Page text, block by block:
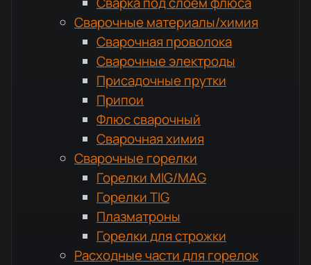
Сварочные материалы/химия
Сварочная проволока
Сварочные электроды
Присадочные прутки
Припои
Флюс сварочный
Сварочная химия
Сварочные горелки
Горелки MIG/MAG
Горелки TIG
Плазматроны
Горелки для строжки
Расходные части для горелок